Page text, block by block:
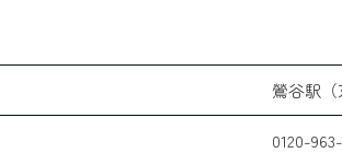
鶯谷駅（
0120-